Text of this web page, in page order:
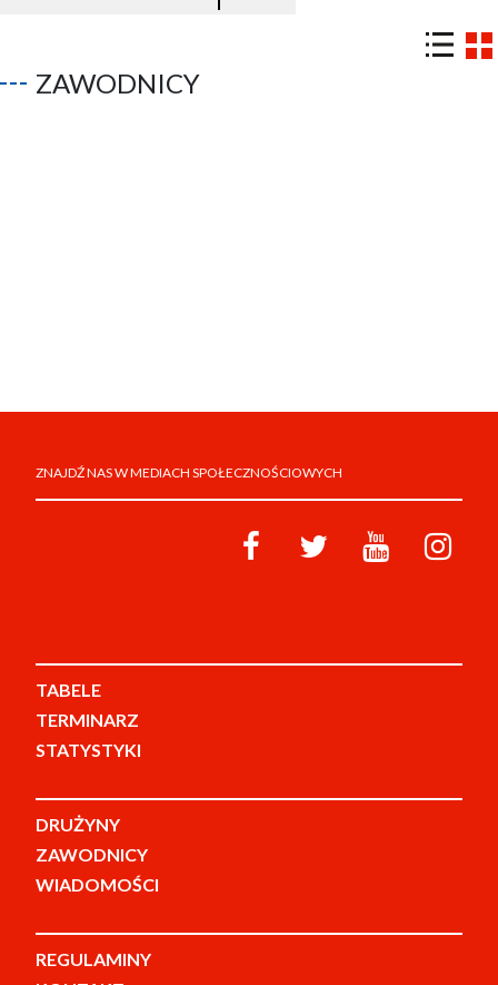
ZAWODNICY
ZNAJDŹ NAS W MEDIACH SPOŁECZNOŚCIOWYCH
TABELE
TERMINARZ
STATYSTYKI
DRUŻYNY
ZAWODNICY
WIADOMOŚCI
REGULAMINY